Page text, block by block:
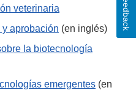
veterinaria
aprobación (en inglés)
la biotecnología
emergentes (en
Feedback